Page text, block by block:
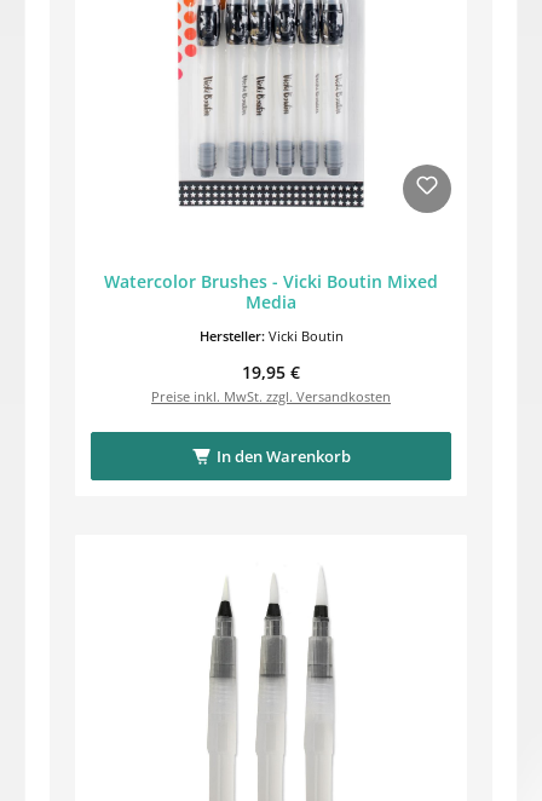
Watercolor Brushes - Vicki Boutin Mixed
Media
Hersteller: Vicki Boutin
Regulärer Preis:
19,95 €
Preise inkl. MwSt. zzgl. Versandkosten
In den Warenkorb